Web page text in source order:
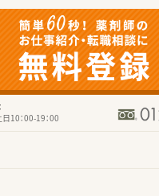
10：00-19：00